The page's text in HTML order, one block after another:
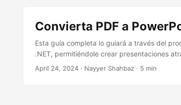
Convierta PDF a
Esta guía completa lo guiará a través del
.NET, permitiéndole crear presentaciones
April 24, 2024 · Nayyer Shahbaz · 5 min